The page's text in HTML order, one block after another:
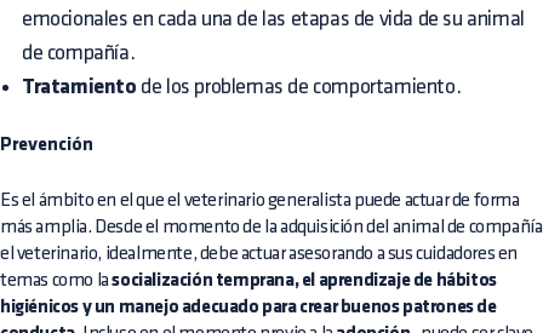
emocionales en cada una de las etapas de vida de su animal
de compañía.
Tratamiento de los problemas de comportamiento.
Prevención
Es el ámbito en el que el veterinario generalista puede actuar de forma
más amplia. Desde el momento de la adquisición del animal de compañía
el veterinario, idealmente, debe actuar asesorando a sus cuidadores en
temas como lasocialización temprana, el aprendizaje de hábitos
higiénicos y un manejo adecuado para crear buenos patrones de